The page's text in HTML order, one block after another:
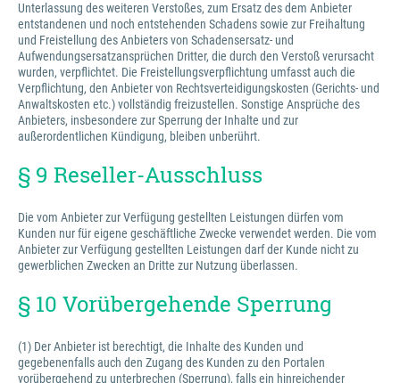
Unterlassung des weiteren Verstoßes, zum Ersatz des dem Anbieter
entstandenen und noch entstehenden Schadens sowie zur Freihaltung
und Freistellung des Anbieters von Schadensersatz- und
Aufwendungsersatzansprüchen Dritter, die durch den Verstoß verursacht
wurden, verpflichtet. Die Freistellungsverpflichtung umfasst auch die
Verpflichtung, den Anbieter von Rechtsverteidigungskosten (Gerichts- und
Anwaltskosten etc.) vollständig freizustellen. Sonstige Ansprüche des
Anbieters, insbesondere zur Sperrung der Inhalte und zur
außerordentlichen Kündigung, bleiben unberührt.
§ 9 Reseller-Ausschluss
Die vom Anbieter zur Verfügung gestellten Leistungen dürfen vom
Kunden nur für eigene geschäftliche Zwecke verwendet werden. Die vom
Anbieter zur Verfügung gestellten Leistungen darf der Kunde nicht zu
gewerblichen Zwecken an Dritte zur Nutzung überlassen.
§ 10 Vorübergehende Sperrung
(1) Der Anbieter ist berechtigt, die Inhalte des Kunden und
gegebenenfalls auch den Zugang des Kunden zu den Portalen
vorübergehend zu unterbrechen (Sperrung), falls ein hinreichender